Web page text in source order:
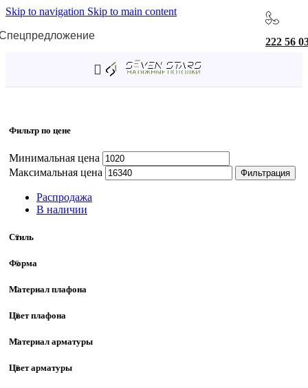
Skip to navigation Skip to main content
222 56
Товар Регулировка по высоте
Фильтр по цене
Минимальная цена
Максимальная цена
Фильтрация
Распродажа
В наличии
Стиль
Форма
Материал плафона
Цвет плафона
Материал арматуры
Цвет арматуры